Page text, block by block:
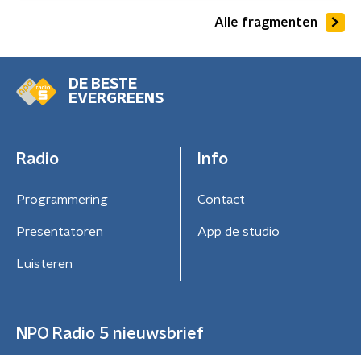
Alle fragmenten
DE BESTE
EVERGREENS
Radio
Programmering
Presentatoren
Luisteren
Info
Contact
App de studio
NPO Radio 5 nieuwsbrief